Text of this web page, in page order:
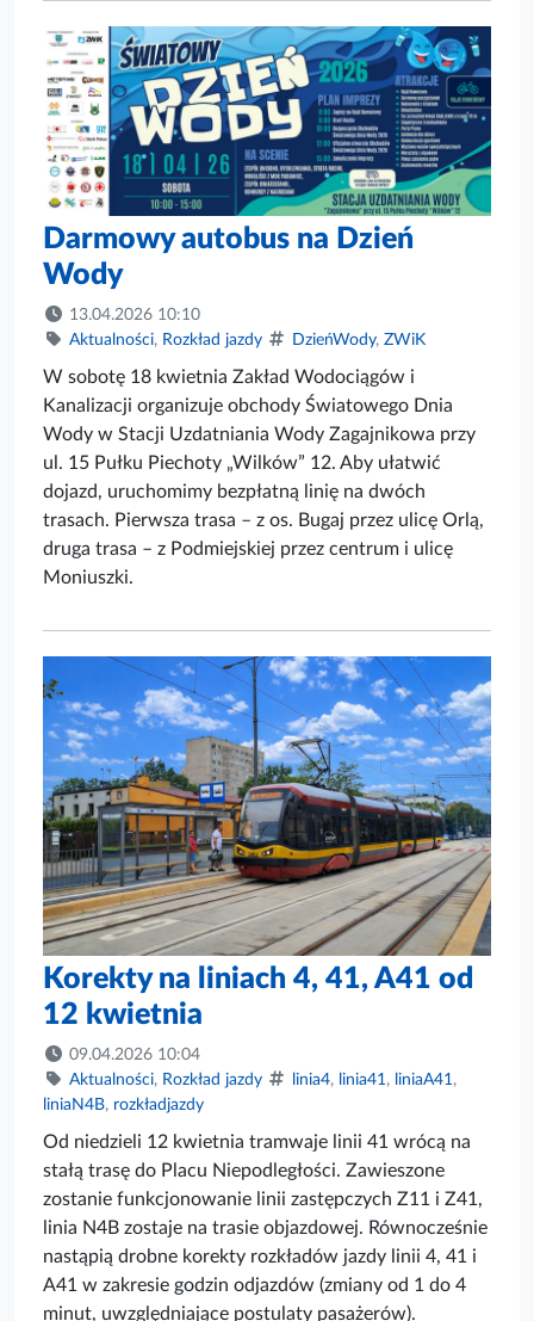
Darmowy autobus na Dzień
Wody
13.04.2026 10:10
Aktualności, Rozkład jazdy DzieńWody, ZWiK
W sobotę 18 kwietnia Zakład Wodociągów i
Kanalizacji organizuje obchody Światowego Dnia
Wody w Stacji Uzdatniania Wody Zagajnikowa przy
ul. 15 Pułku Piechoty „Wilków” 12. Aby ułatwić
dojazd, uruchomimy bezpłatną linię na dwóch
trasach. Pierwsza trasa – z os. Bugaj przez ulicę Orlą,
druga trasa – z Podmiejskiej przez centrum i ulicę
Moniuszki.
Korekty na liniach 4, 41, A41 od
12 kwietnia
09.04.2026 10:04
Aktualności, Rozkład jazdy linia4, linia41 , liniaA41 ,
liniaN4B, rozkładjazdy
Od niedzieli 12 kwietnia tramwaje linii 41 wrócą na
stałą trasę do Placu Niepodległości. Zawieszone
zostanie funkcjonowanie linii zastępczych Z11 i Z41,
linia N4B zostaje na trasie objazdowej. Równocześnie
nastąpią drobne korekty rozkładów jazdy linii 4, 41 i
A41 w zakresie godzin odjazdów (zmiany od 1 do 4
minut, uwzględniające postulaty pasażerów).